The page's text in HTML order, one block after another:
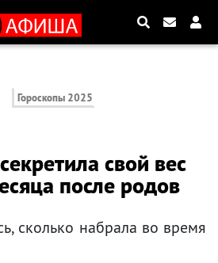
Гороскопы 2025
свой вес
после родов
сколько набрала во время